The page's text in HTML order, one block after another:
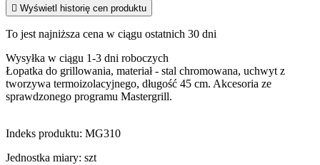
 Wyświetl historię cen produktu
To jest najniższa cena w ciągu ostatnich 30 dni
Wysyłka w ciągu 1-3 dni roboczych
Łopatka do grillowania, materiał - stal chromowana, uchwyt z
tworzywa termoizolacyjnego, długość 45 cm. Akcesoria ze
sprawdzonego programu Mastergrill.
Indeks produktu: MG310
Jednostka miary: szt